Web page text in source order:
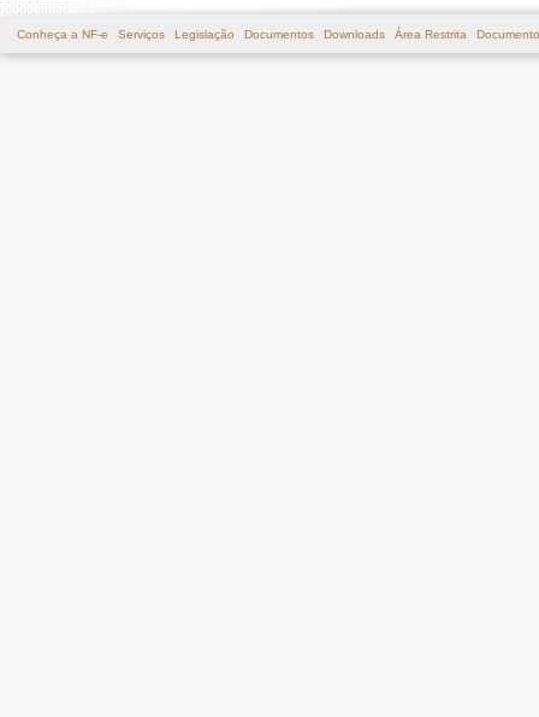
Conheça a NF-e Serviços Legislação Documentos Downloads Área Restrita